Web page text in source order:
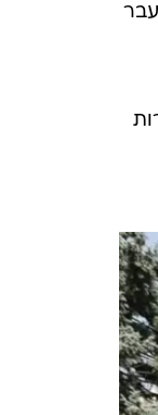
מאז פרץ במרץ 2014. למרות